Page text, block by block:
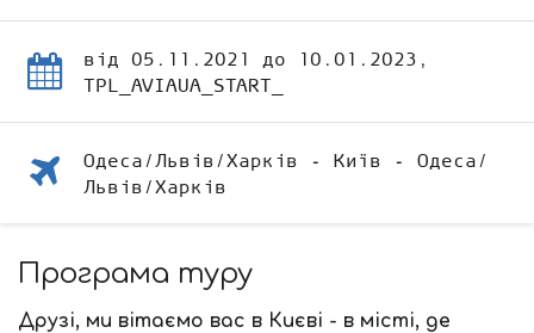
від 05.11.2021 до 10.01.2023,
TPL_AVIAUA_START_
Одеса/Львів/Харків - Київ - Одеса/
Львів/Харків
Програма туру
Друзі, ми вітаємо вас в Києві - в місті, де